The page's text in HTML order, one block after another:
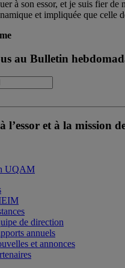
à son essor, et je suis fier de
et impliquée que celle
au Bulletin
l’essor et à la mission
de direction
annuels
et annonces